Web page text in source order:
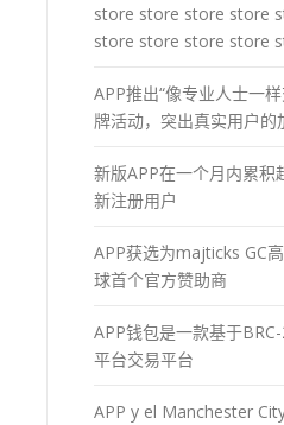
store store store store
store store store store
APP推出“像专业人士一
牌活动，突出真实用户的
新版APP在一个月内累积
新注册用户
APP获选为majticks GC
球首个官方赞助商
APP钱包是一款基于
平台交易平台
APP y el Manchester